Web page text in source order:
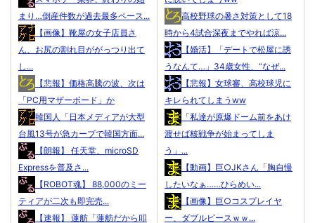
まり…倒産件数が過去最多ペース...
【画像】靴屋の女子店員さ
ん、お尻の割れ目ががっつり出て
し...
【悲報】価格高騰の波、次は
「PC用マザーボード」か
韓国人「日本メディアが大型
台風13号が急カーブで韓国方面...
【朗報】 任天堂、microSD
Expressを普及さ...
【ROBOT魂】 88,000のミー
ティアが二次も即完売...
【速報】 蓮舫「蓮舫だから叩
高校野球の暑さ対策として18
時から4試合深夜までやれば涼...
【婚活】「デートで松屋に誘
うなんて…」34歳女性、“なぜ...
【悲報】女球審、高校球児に
キレられてしまうww
「私達が原爆ドーム前をあけ
渡せば核戦争が始まってしま
う」...
【動画】巨○JKさん「胸自慢
したいなぁ……ひらめい...
【画像】巨○コスプレイヤ
ー、ダブルピースｗｗ...